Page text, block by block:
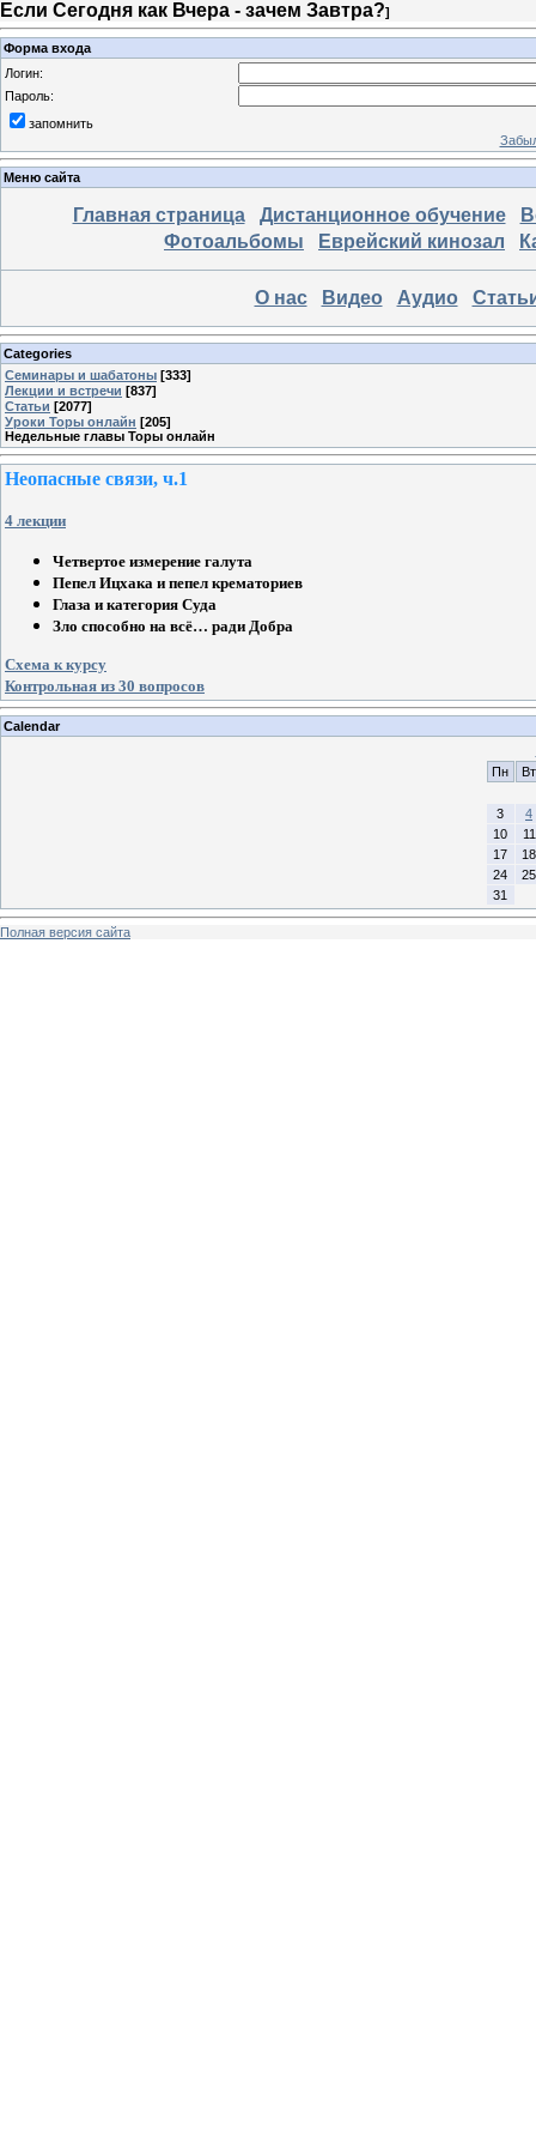
Если Сегодня как Вчера - зачем Завтра?]
Форма входа
Логин:
Пароль:
запомнить
Меню сайта
Главная страница Дистанционное обучение
Фотоальбомы
Еврейский кинозал
О нас Видео Аудио
Categories
Семинары и шабатоны [333]
Лекции и встречи [837]
Статьи [2077]
Уроки Торы онлайн [205]
Недельные главы Торы онлайн
Неопасные связи, ч.1
4 лекции
Четвертое измерение галута
Пепел Ицхака и пепел крематориев
Глаза и категория Суда
Зло способно на всё… ради Добра
Схема к курсу
Контрольная из 30 вопросов
Calendar
Пн
Вт
3
4
10
11
17
18
24
25
31
Полная версия сайта